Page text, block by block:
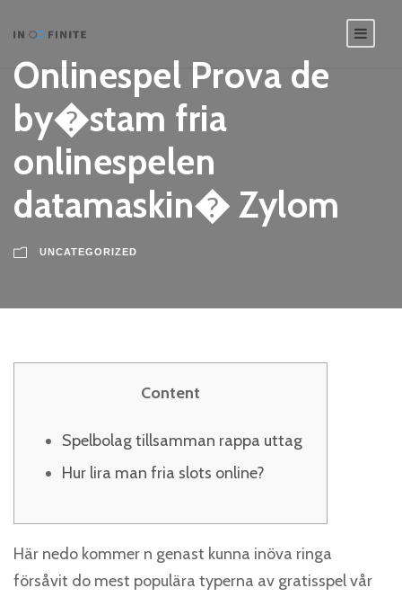
Onlinespel Prova de
by�stam fria
onlinespelen
datamaskin� Zylom
UNCATEGORIZED
Content
Spelbolag tillsamman rappa uttag
Hur lira man fria slots online?
Här nedo kommer n genast kunna inöva ringa
försåvit do mest populära typerna av gratisspel vår